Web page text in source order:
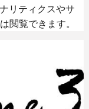
リティクスやサ
閲覧できます。